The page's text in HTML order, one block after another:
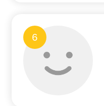
6